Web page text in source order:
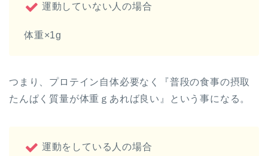
運動していない人の場合
体重×1g
つまり、プロテイン自体必要なく『普段の食事の摂取
たんぱく質量が体重ｇあれば良い』という事になる。
運動をしている人の場合